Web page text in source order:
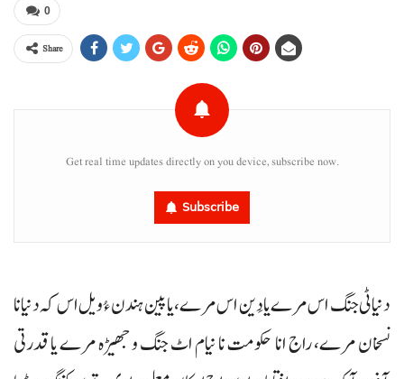
0
Share
Get real time updates directly on you device, subscribe now.
Subscribe
دنیا ٹی جنگ اس مرے یا دَین اس مرے، یا پین ہندن ءُ ویل اس کہ دنیا نا
نسخان مرے، راج انا حکومت نا نیام اٹ جنگ و جھیڑہ مرے یا قدرتی